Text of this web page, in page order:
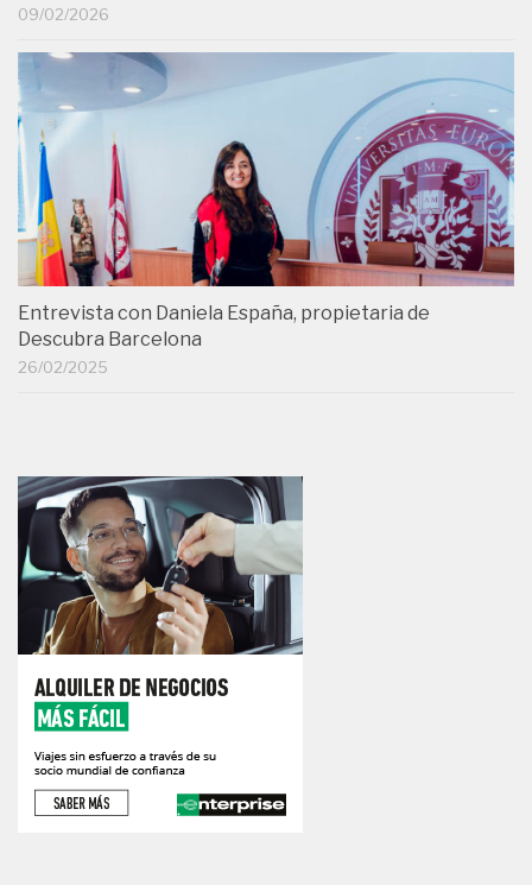
09/02/2026
Entrevista con Daniela España, propietaria de
Descubra Barcelona
26/02/2025